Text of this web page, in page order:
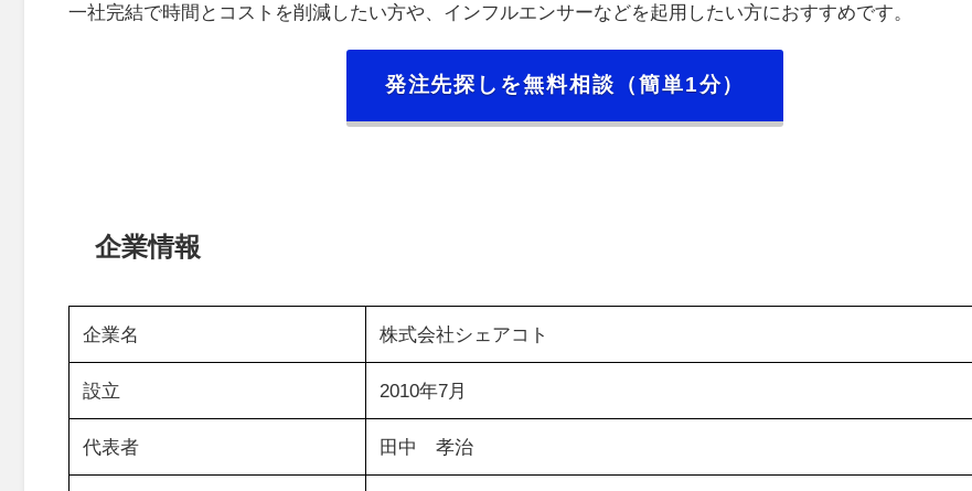
一社完結で時間とコストを削減したい方や、インフルエンサーなどを起用したい方におすすめです。
発注先探しを無料相談（簡単1分）
企業情報
企業名 株式会社シェアコト
設立 2010年7月
代表者 田中 孝治